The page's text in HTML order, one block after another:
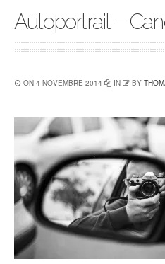
Autoportrait –
ON 4 NOVEMBRE 2014 IN BY